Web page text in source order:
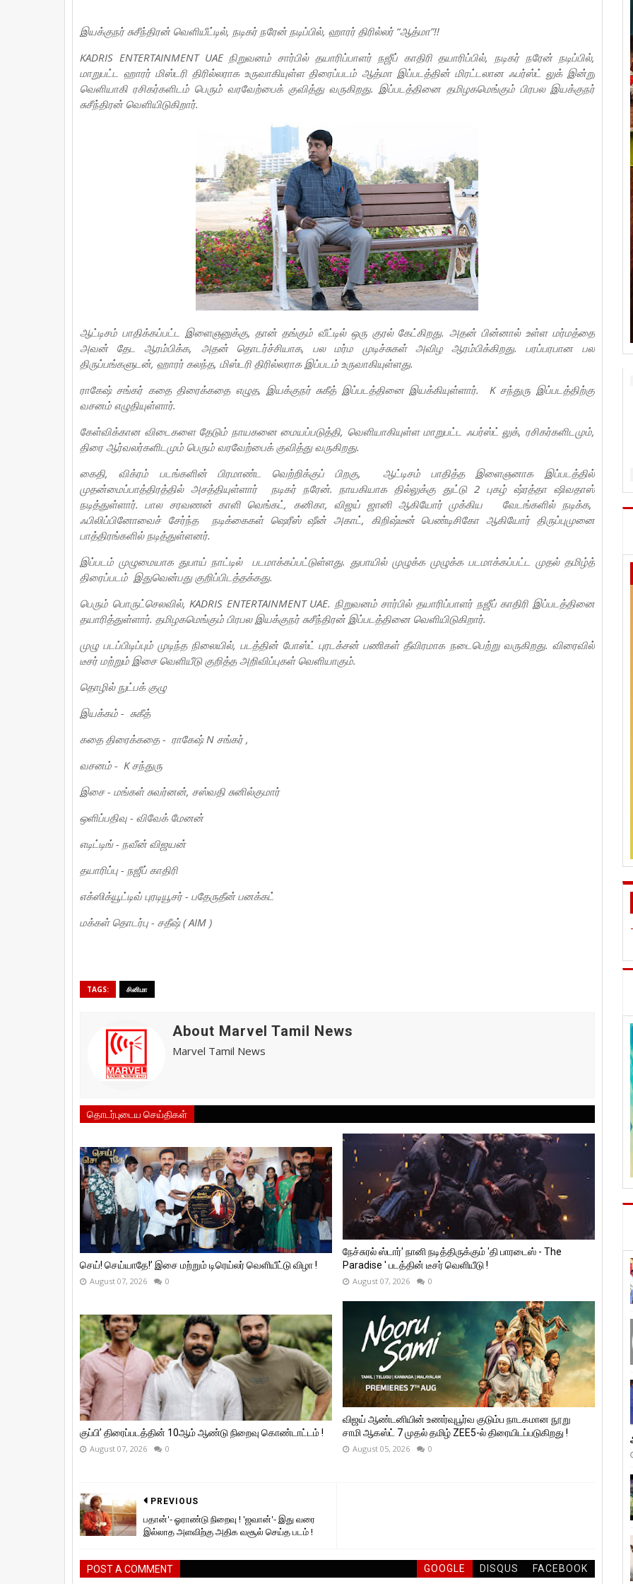
இயக்குநர் சுசீந்திரன் வெளியீட்டில், நடிகர் நரேன் நடிப்பில், ஹாரர் திரில்லர் “ஆத்மா”!!
KADRIS ENTERTAINMENT UAE நிறுவனம் சார்பில் தயாரிப்பாளர் நஜீப் காதிரி தயாரிப்பில், நடிகர் நரேன் நடிப்பில்,
மாறுபட்ட ஹாரர் மிஸ்டரி திரில்லராக உருவாகியுள்ள திரைப்படம் ஆத்மா இப்படத்தின் மிரட்டலான ஃபர்ஸ்ட் லுக் இன்று
வெளியாகி ரசிகர்களிடம் பெரும் வரவேற்பைக் குவித்து வருகிறது. இப்படத்தினை தமிழகமெங்கும் பிரபல இயக்குநர்
சுசீந்திரன் வெளியிடுகிறார்.
ஆட்டிசம் பாதிக்கப்பட்ட இளைஞனுக்கு, தான் தங்கும் வீட்டில் ஒரு குரல் கேட்கிறது. அதன் பின்னால் உள்ள மர்மத்தை
அவன் தேட ஆரம்பிக்க, அதன் தொடர்ச்சியாக, பல மர்ம முடிச்சுகள் அவிழ ஆரம்பிக்கிறது. பரப்பரபான பல
திருப்பங்களுடன், ஹாரர் கலந்த, மிஸ்டரி திரில்லராக இப்படம் உருவாகியுள்ளது.
ராகேஷ் சங்கர் கதை திரைக்கதை எழுத, இயக்குநர் சுகீத் இப்படத்தினை இயக்கியுள்ளார். K சந்துரு இப்படத்திற்கு
வசனம் எழுதியுள்ளார்.
கேள்விக்கான விடைகளை தேடும் நாயகனை மையப்படுத்தி, வெளியாகியுள்ள மாறுபட்ட ஃபர்ஸ்ட் லுக், ரசிகர்களிடமும்,
திரை ஆர்வலர்களிடமும் பெரும் வரவேற்பைக் குவித்து வருகிறது.
கைதி, விக்ரம் படங்களின் பிரமாண்ட வெற்றிக்குப் பிறகு, ஆட்டிசம் பாதித்த இளைஞனாக இப்படத்தில்
முதன்மைப்பாத்திரத்தில் அசத்தியுள்ளார் நடிகர் நரேன். நாயகியாக தில்லுக்கு துட்டு 2 புகழ் ஷ்ரத்தா ஷிவதாஸ்
நடித்துள்ளார். பால சரவணன் காளி வெங்கட், கனிகா, விஜய் ஜானி ஆகியோர் முக்கிய வேடங்களில் நடிக்க,
ஃபிலிப்பினோவைச் சேர்ந்த நடிக்கைகள் ஷெரீஸ் ஷீன் அகாட், கிறிஷ்டீன் பெண்டிசிகோ ஆகியோர் திருப்புமுனை
பாத்திரங்களில் நடித்துள்ளனர்.
இப்படம் முழுமையாக துபாய் நாட்டில் படமாக்கப்பட்டுள்ளது. துபாயில் முழுக்க முழுக்க படமாக்கப்பட்ட முதல் தமிழ்த்
திரைப்படம் இதுவென்பது குறிப்பிடத்தக்கது.
பெரும் பொருட்செலவில், KADRIS ENTERTAINMENT UAE. நிறுவனம் சார்பில் தயாரிப்பாளர் நஜீப் காதிரி இப்படத்தினை
தயாரித்துள்ளார். தமிழகமெங்கும் பிரபல இயக்குநர் சுசீந்திரன் இப்படத்தினை வெளியிடுகிறார்.
முழு படப்பிடிப்பும் முடிந்த நிலையில், படத்தின் போஸ்ட் புரடக்சன் பணிகள் தீவிரமாக நடைபெற்று வருகிறது. விரைவில்
டீசர் மற்றும் இசை வெளியீடு குறித்த அறிவிப்புகள் வெளியாகும்.
தொழில் நுட்பக் குழு
இயக்கம் - சுகீத்
கதை திரைக்கதை - ராகேஷ் N சங்கர் ,
வசனம் - K சந்துரு
இசை - மங்கள் சுவர்னன், சஸ்வதி சுனில்குமார்
ஒளிப்பதிவு - விவேக் மேனன்
எடிட்டிங் - நவீன் விஜயன்
தயாரிப்பு - நஜீப் காதிரி
எக்ஸிக்யூட்டிவ் புரடியூசர் - பதேருதீன் பனக்கட்
மக்கள் தொடர்பு - சதீஷ் ( AIM )
TAGS: சினிமா
About Marvel Tamil News
Marvel Tamil News
தொடர்புடைய செய்திகள்
செய்! செய்யாதே!’ இசை மற்றும் டிரெய்லர் வெளியீட்டு விழா !
August 07, 2026 0
நேச்சுரல் ஸ்டார்' நானி நடித்திருக்கும் 'தி பாரடைஸ் - The
Paradise ' படத்தின் டீசர் வெளியீடு !
August 07, 2026 0
குப்பி’ திரைப்படத்தின் 10ஆம் ஆண்டு நிறைவு கொண்டாட்டம் !
August 07, 2026 0
விஜய் ஆண்டனியின் உணர்வுபூர்வ குடும்ப நாடகமான நூறு
சாமி ஆகஸ்ட் 7 முதல் தமிழ் ZEE5-ல் திரையிடப்படுகிறது !
August 05, 2026 0
PREVIOUS
பதான்'- ஓராண்டு நிறைவு ! 'ஜவான்'- இது வரை
இல்லாத அளவிற்கு அதிக வசூல் செய்த படம் !
POST A COMMENT GOOGLE DISQUS FACEBOOK